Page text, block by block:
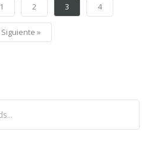
1 2 3 4
Siguiente »